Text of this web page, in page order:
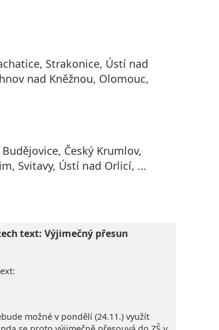
Strakonice, Ústí nad
nad Kněžnou, Olomouc,
Český Krumlov,
Svitavy, Ústí nad Orlicí, ...
text: Výjimečný přesun
možné v pondělí (24.11.) využít